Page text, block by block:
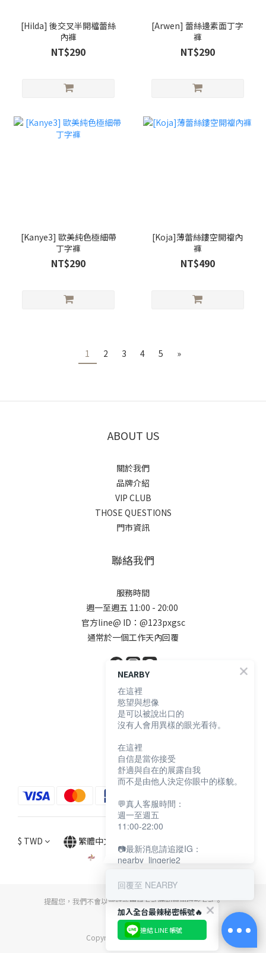
[Hilda] 後交叉半開檔蕾絲
內褲
NT$290
[Arwen] 蕾絲邊素面丁字
褲
NT$290
[Kanye3] 歐美純色極細帶
丁字褲
NT$290
[Koja]薄蕾絲鏤空開襠內
褲
NT$490
1 2 3 4 5 »
ABOUT US
關於我們
品牌介紹
VIP CLUB
THOSE QUESTIONS
門市資訊
聯絡我們
服務時間
週一至週五 11:00 - 20:00
官方line@ ID：@123pxgsc
通常於一個工作天內回覆
顧客服務
購物須知
退換貨說明
防詐騙宣導
$ TWD 繁體中文
提醒您，我們不會以電話或簡訊方式通知變更付款方式。
Copyright© [2024][NEARBY]
加入全台最辣秘密帳號🔥
連結 LINE 帳號
NEARBY
在這裡
慾望與想像
是可以被說出口的
沒有人會用異樣的眼光看待。
在這裡
自信是當你接受
舒適與自在的展露自我
而不是由他人決定你眼中的樣貌。
💬真人客服時間：
週一至週五
11:00-22:00
📷最新消息請追蹤IG：
nearby_lingerie2
回覆至 NEARBY